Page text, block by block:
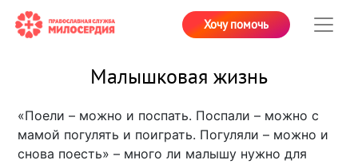
Хочу помочь
Малышковая жизнь
«Поели – можно и поспать. Поспали – можно с
мамой погулять и поиграть. Погуляли – можно и
снова поесть» – много ли малышу нужно для